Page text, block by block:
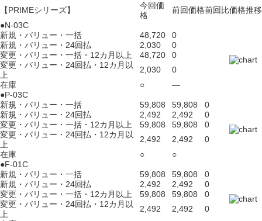
【PRIMEシリーズ】
今回価
格
前回価格前回比価格推移
●N-03C
新規・バリュー・一括
48,720
0
新規・バリュー・24回払
2,030
0
変更・バリュー・一括・12カ月以上
48,720
0
変更・バリュー・24回払・12カ月以
上
2,030
0
在庫
○
―
●P-03C
新規・バリュー・一括
59,808 59,808
0
新規・バリュー・24回払
2,492 2,492
0
変更・バリュー・一括・12カ月以上
59,808 59,808
0
変更・バリュー・24回払・12カ月以
上
2,492 2,492
0
在庫
○
○
●F-01C
新規・バリュー・一括
59,808 59,808
0
新規・バリュー・24回払
2,492 2,492
0
変更・バリュー・一括・12カ月以上
59,808 59,808
0
変更・バリュー・24回払・12カ月以
上
2,492 2,492
0